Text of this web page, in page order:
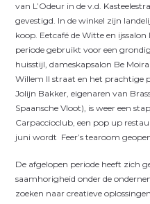
van L’Odeur in de v.d.
gevestigd. In de winkel zijn
koop. Eetcafé de Witte en
periode gebruikt voor een
huisstijl, dameskapsalon Be
Willem II straat en het prachtige
Jolijn Bakker, eigenaren van
Spaansche Vloot), is weer een
Carpaccioclub, een pop up
juni wordt Feer’s tearoom
De afgelopen periode heeft zich
saamhorigheid onder de
zoeken naar creatieve